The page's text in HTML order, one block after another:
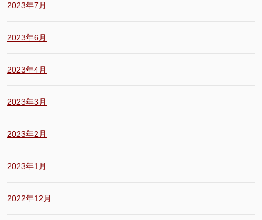
2023年7月
2023年6月
2023年4月
2023年3月
2023年2月
2023年1月
2022年12月